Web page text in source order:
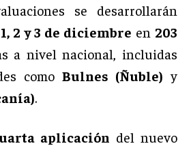
se desarrollarán
1, 2 y 3 de diciembre en 203
a nivel nacional, incluidas
como Bulnes (Ñuble) y
.
aplicación del nuevo